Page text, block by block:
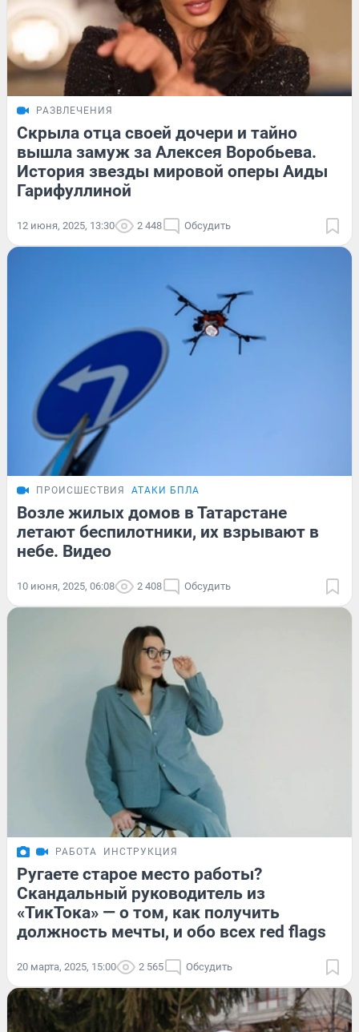
РАЗВЛЕЧЕНИЯ
Скрыла отца своей дочери и тайно
вышла замуж за Алексея Воробьева.
История звезды мировой оперы Аиды
Гарифуллиной
12 июня, 2025, 13:30 2 448 Обсудить
ПРОИСШЕСТВИЯ АТАКИ БПЛА
Возле жилых домов в Татарстане
летают беспилотники, их взрывают в
небе. Видео
10 июня, 2025, 06:08 2 408 Обсудить
РАБОТА ИНСТРУКЦИЯ
Ругаете старое место работы?
Скандальный руководитель из
«ТикТока» — о том, как получить
должность мечты, и обо всех red flags
20 марта, 2025, 15:00 2 565 Обсудить